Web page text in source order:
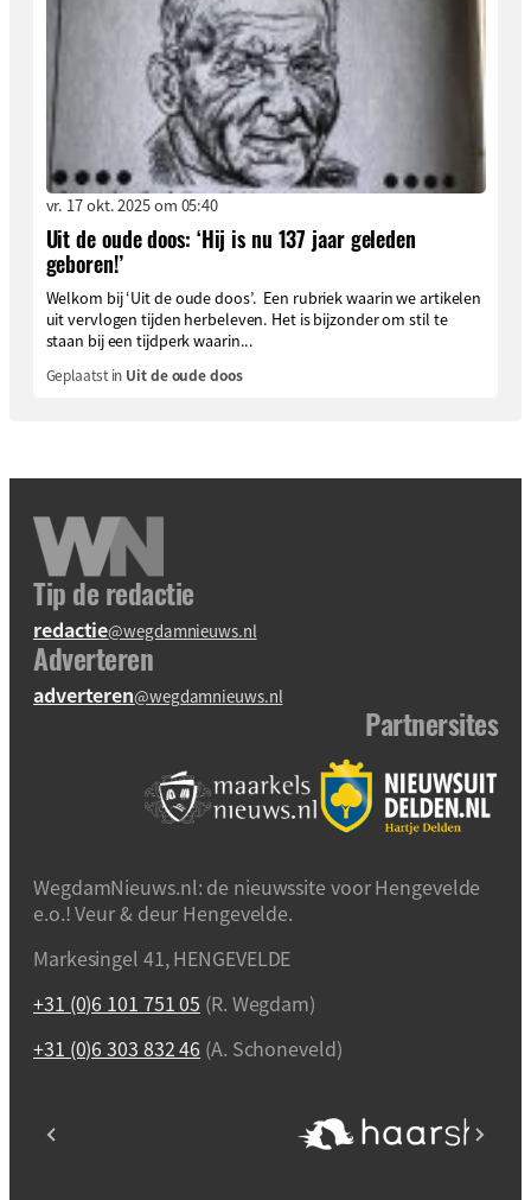
vr. 17 okt. 2025 om 05:40
Uit de oude doos: ‘Hij is nu 137 jaar geleden
geboren!’
Welkom bij ‘Uit de oude doos’. Een rubriek waarin we artikelen
uit vervlogen tijden herbeleven. Het is bijzonder om stil te
staan bij een tijdperk waarin...
Geplaatst in Uit de oude doos
Tip de redactie
redactie@wegdamnieuws.nl
Adverteren
adverteren@wegdamnieuws.nl
Partnersites
WegdamNieuws.nl: de nieuwssite voor Hengevelde
e.o.! Veur & deur Hengevelde.
Markesingel 41, HENGEVELDE
+31 (0)6 101 751 05 (R. Wegdam)
+31 (0)6 303 832 46 (A. Schoneveld)